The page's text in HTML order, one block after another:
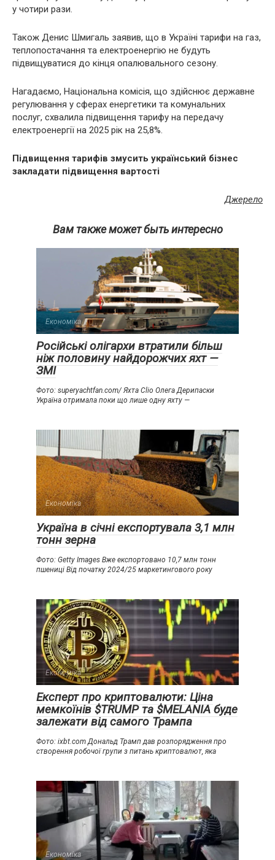
у чотири рази.
Також Денис Шмигаль заявив, що в Україні тарифи на газ,
теплопостачання та електроенергію не будуть
підвищуватися до кінця опалювального сезону.
Нагадаємо, Національна комісія, що здійснює державне
регулювання у сферах енергетики та комунальних
послуг, схвалила підвищення тарифу на передачу
електроенергії на 2025 рік на 25,8%.
Підвищення тарифів змусить український бізнес
закладати підвищення вартості
Джерело
Вам также может быть интересно
Економіка
Російські олігархи втратили більш
ніж половину найдорожчих яхт —
ЗМІ
Фото: superyachtfan.com/ Яхта Clio Олега Дерипаски
Україна отримала поки що лише одну яхту —
Економіка
Україна в січні експортувала 3,1 млн
тонн зерна
Фото: Getty Images Вже експортовано 10,7 млн тонн
пшениці Від початку 2024/25 маркетингового року
Економіка
Експерт про криптовалюти: Ціна
мемкоїнів $TRUMP та $MELANIA буде
залежати від самого Трампа
Фото: ixbt.com Дональд Трамп дав розпорядження про
створення робочої групи з питань криптовалют, яка
Економіка